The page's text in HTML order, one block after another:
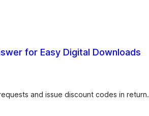
for Easy Digital Downloads
and issue discount codes in return.